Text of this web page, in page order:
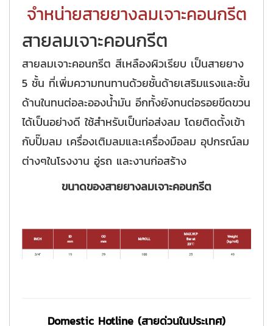
จำหน่ายสายยางลมเจาะคอนกรีต
สายลมเจาะคอนกรีต
สายลมเจาะคอนกรีต สีเหลืองผิวเรียบ เป็นสายยาง
5 ชั้น ที่เพิ่มความทนทานด้วยชั้นด้ายเสริมแรงและชั้น
ด้านในทนต่อละอองน้ำมัน อีกทั้งยังทนต่อรอยขีดขวน
ได้เป็นอย่างดี ใช้สำหรับเป็นท่อส่งลม โดยติดตั้งเข้า
กับปั๊มลม เครื่องเติมลมและเครื่องมือลม อุปกรณ์ลม
ต่างๆในโรงงาน อู่รถ และงานก่อสร้าง
ขนาดของสายยางลมเจาะคอนกรีต
Domestic Hotline (สายด่วนในประเทศ)